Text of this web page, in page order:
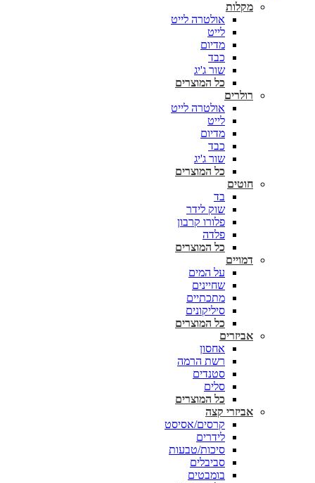
מקלות
אולטרה לייט
לייט
מדיום
כבד
שור ג'יג
כל המוצרים
רולרים
אולטרה לייט
לייט
מדיום
כבד
שור ג'יג
כל המוצרים
חוטים
בד
שוק לידר
פלורו קרבון
פלדה
כל המוצרים
דמויים
על המים
שחיינים
מתכתיים
סיליקונים
כל המוצרים
אביזרים
אחסון
רשת הרמה
סטנדים
סלים
כל המוצרים
אביזרי קצה
קרסים/אסיסט
לידרים
סיכות/טבעות
סביבלים
בומבטים